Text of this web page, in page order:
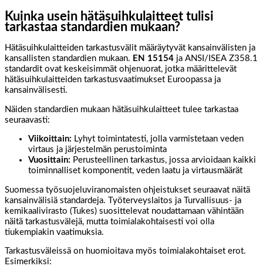
Kuinka usein hätäsuihkulaitteet tulisi
tarkastaa standardien mukaan?
Hätäsuihkulaitteiden tarkastusvälit määräytyvät kansainvälisten ja
kansallisten standardien mukaan. EN 15154 ja ANSI/ISEA Z358.1
standardit ovat keskeisimmät ohjenuorat, jotka määrittelevät
hätäsuihkulaitteiden tarkastusvaatimukset Euroopassa ja
kansainvälisesti.
Näiden standardien mukaan hätäsuihkulaitteet tulee tarkastaa
seuraavasti:
Viikoittain: Lyhyt toimintatesti, jolla varmistetaan veden
virtaus ja järjestelmän perustoiminta
Vuosittain: Perusteellinen tarkastus, jossa arvioidaan kaikki
toiminnalliset komponentit, veden laatu ja virtausmäärät
Suomessa työsuojeluviranomaisten ohjeistukset seuraavat näitä
kansainvälisiä standardeja. Työterveyslaitos ja Turvallisuus- ja
kemikaalivirasto (Tukes) suosittelevat noudattamaan vähintään
näitä tarkastusvälejä, mutta toimialakohtaisesti voi olla
tiukempiakin vaatimuksia.
Tarkastusväleissä on huomioitava myös toimialakohtaiset erot.
Esimerkiksi: